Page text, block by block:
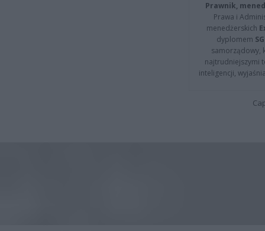
Prawnik,
Prawa i
menedżerskich
dyplomem
samorządowy,
najtrudniejszymi
inteligencji,